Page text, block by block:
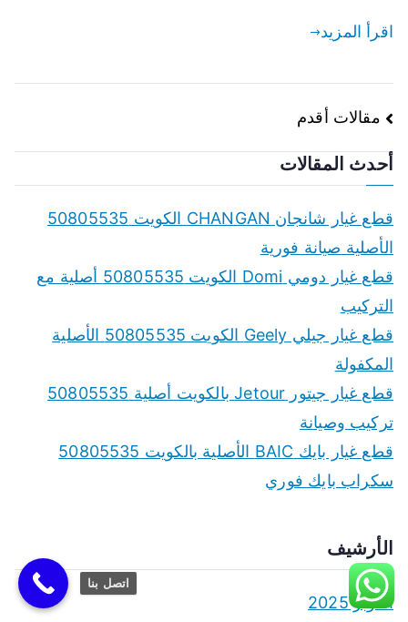
اقرأ المزيد
تصفّح
المقالات
مقالات أقدم
أحدث المقالات
قطع غيار شانجان CHANGAN الكويت 50805535
الأصلية صيانة فورية
قطع غيار دومي Domi الكويت 50805535 أصلية مع
التركيب
قطع غيار جيلي Geely الكويت 50805535 الأصلية
المكفولة
قطع غيار جيتور Jetour بالكويت أصلية 50805535
تركيب وصيانة
قطع غيار بايك BAIC الأصلية بالكويت 50805535
سكراب بايك فوري
الأرشيف
أكتوبر 2025
اتصل بنا